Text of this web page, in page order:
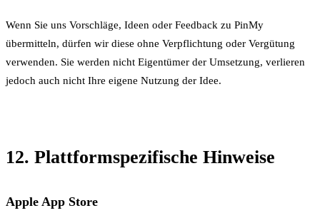
Wenn Sie uns Vorschläge, Ideen oder Feedback zu PinMy
übermitteln, dürfen wir diese ohne Verpflichtung oder Vergütung
verwenden. Sie werden nicht Eigentümer der Umsetzung, verlieren
jedoch auch nicht Ihre eigene Nutzung der Idee.
12. Plattformspezifische Hinweise
Apple App Store